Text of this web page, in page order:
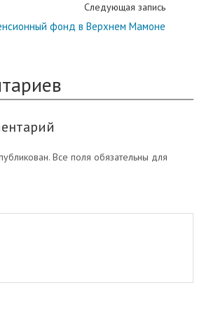
Следующая запись
фонд в Верхнем Мамоне
Все поля обязательны для